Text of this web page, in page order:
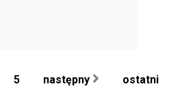
5 następny ostatni